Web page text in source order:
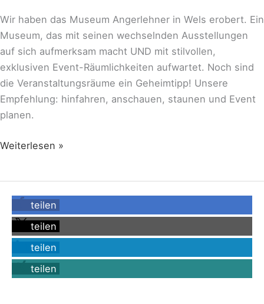
Wir haben das Museum Angerlehner in Wels erobert. Ein
Museum, das mit seinen wechselnden Ausstellungen
auf sich aufmerksam macht UND mit stilvollen,
exklusiven Event-Räumlichkeiten aufwartet. Noch sind
die Veranstaltungsräume ein Geheimtipp! Unsere
Empfehlung: hinfahren, anschauen, staunen und Event
planen.
Weiterlesen »
teilen
teilen
teilen
teilen